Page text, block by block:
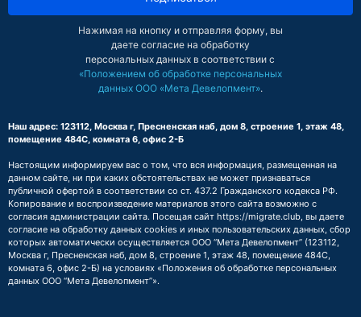
Нажимая на кнопку и отправляя форму, вы
даете согласие на обработку
персональных данных в соответствии с
«Положением об обработке персональных
данных ООО «Мета Девелопмент».
Наш адрес: 123112, Москва г, Пресненская наб, дом 8, строение 1, этаж 48,
помещение 484С, комната 6, офис 2-Б
Настоящим информируем вас о том, что вся информация, размещенная на
данном сайте, ни при каких обстоятельствах не может признаваться
публичной офертой в соответствии со ст. 437.2 Гражданского кодекса РФ.
Копирование и воспроизведение материалов этого сайта возможно с
согласия администрации сайта. Посещая сайт https://migrate.club, вы даете
согласие на обработку данных cookies и иных пользовательских данных, сбор
которых автоматически осуществляется ООО “Мета Девелопмент” (123112,
Москва г, Пресненская наб, дом 8, строение 1, этаж 48, помещение 484С,
комната 6, офис 2-Б) на условиях «Положения об обработке персональных
данных ООО “Мета Девелопмент”».